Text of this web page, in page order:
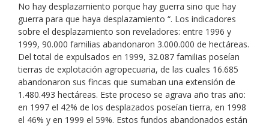
No hay desplazamiento porque hay guerra sino que hay
guerra para que haya desplazamiento “. Los indicadores
sobre el desplazamiento son reveladores: entre 1996 y
1999, 90.000 familias abandonaron 3.000.000 de hectáreas.
Del total de expulsados en 1999, 32.087 familias poseían
tierras de explotación agropecuaria, de las cuales 16.685
abandonaron sus fincas que sumaban una extensión de
1.480.493 hectáreas. Este proceso se agrava año tras año:
en 1997 el 42% de los desplazados poseían tierra, en 1998
el 46% y en 1999 el 59%. Estos fundos abandonados están